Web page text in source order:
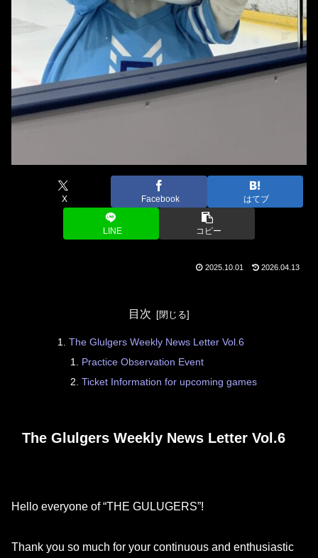
X Facebook はてブ
LINE コピー
2025.10.01 2026.04.13
目次
The Glulgers Weekly News Letter Vol.6
Practice Observation Event
Ticket Information for upcoming games
The Glulgers Weekly News Letter Vol.6
Hello everyone of “THE GULUGERS”!
Thank you so much for your continuous and enthusiastic